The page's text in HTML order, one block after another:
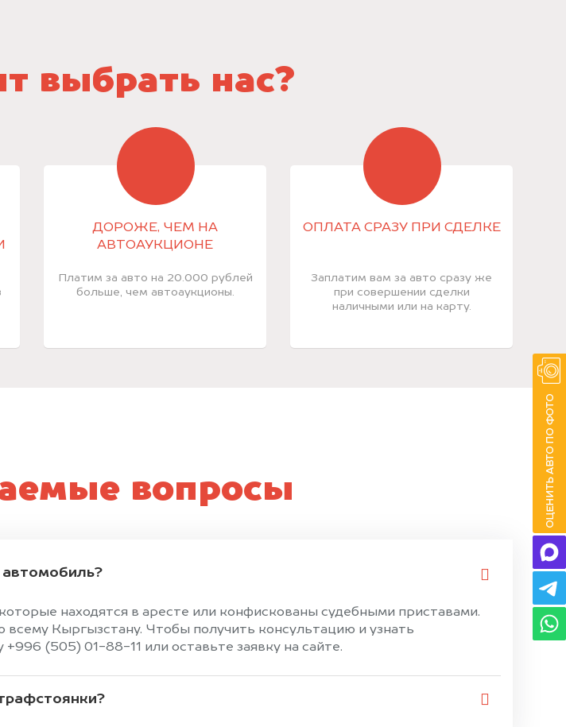
выбрать нас?
ДОРОЖЕ, ЧЕМ НА
АВТОАУКЦИОНЕ
Платим за авто на 20.000 рублей
больше, чем автоаукционы.
ОПЛАТА СРАЗУ ПРИ СДЕЛКЕ
Заплатим вам за авто сразу же
при совершении сделки
наличными или на карту.
вопросы
находятся в аресте или конфискованы судебными приставами.
Кыргызстану. Чтобы получить консультацию и узнать
(505) 01-88-11 или оставьте заявку на сайте.